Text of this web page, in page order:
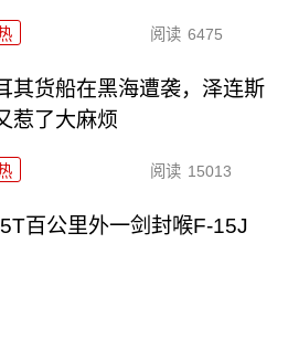
阅读 6475
其货船在黑海遭袭，泽连斯
惹了大麻烦
阅读 15013
百公里外一剑封喉F-15J